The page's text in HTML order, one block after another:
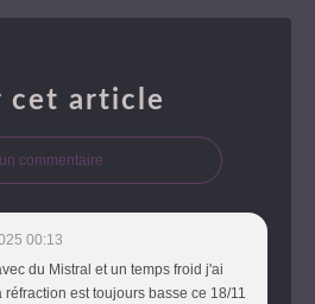
cet article
commentaire
00:13
du Mistral et un temps froid j'ai
est toujours basse ce 18/11